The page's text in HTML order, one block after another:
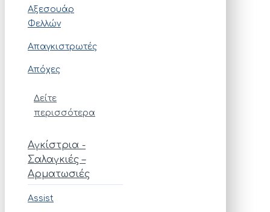
Αξεσουάρ
Φελλών
Απαγκιστρωτές
Απόχες
Δείτε
περισσότερα
Αγκίστρια -
Σαλαγκιές –
Αρματωσιές
Assist